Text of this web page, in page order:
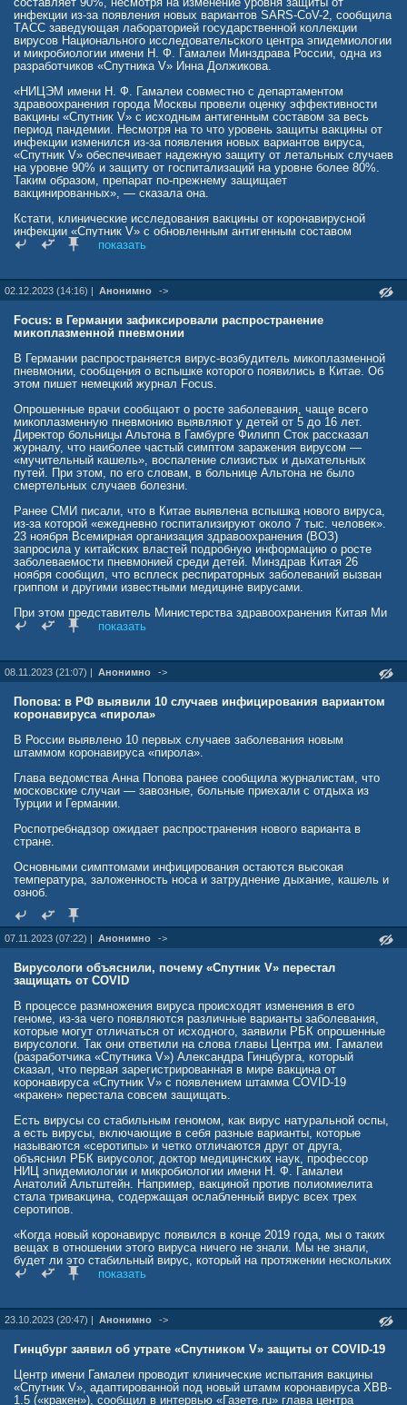
кашлем, отмечаются боли в грудной клетке, может развиться
обструкция бронхов.
Для подтверждения диагноза рекомендуется проведение ПЦР-
теста. Микоплазменная пневмония обычно имеет благоприятное
В ноябре о вспышке неизвестной пневмонии в Китае писала The
Telegraph со ссылкой на сервис ProMed (отслеживает вспышки
заболеваний людей и животных по всему миру). Так, сервис
сообщил об очагах «недиагностированной пневмонии» у детей на
севере Китая.
news.mail.ru/incident/58890778/
инфекции из-за появления новых вариантов SARS-CoV-2, сообщила
ТАСС заведующая лабораторией государственной коллекции
вирусов Национального исследовательского центра эпидемиологии
и микробиологии имени Н. Ф. Гамалеи Минздрава России, одна из
разработчиков «Спутника V» Инна Должикова.
«НИЦЭМ имени Н. Ф. Гамалеи совместно с департаментом
здравоохранения города Москвы провели оценку эффективности
вакцины «Спутник V» c исходным антигенным составом за весь
период пандемии. Несмотря на то что уровень защиты вакцины от
инфекции изменился из-за появления новых вариантов вируса,
«Спутник V» обеспечивает надежную защиту от летальных случаев
на уровне 90% и защиту от госпитализаций на уровне более 80%.
Таким образом, препарат по-прежнему защищает
вакцинированных», — сказала она.
Кстати, клинические исследования вакцины от коронавирусной
инфекции «Спутник V» с обновленным антигенным составом
завершат в начале декабря 2023 года, затем препарат будет готов
«Изменение состава вакцины, новая версия которой уже проходит
клинические исследования, позволит дополнительно повысить ее
инфицирования. Ожидается, что исследования будут завершены в
начале декабря 2023 года, после чего обновленная вакцины будет
Должикова.
«Спутник V» был зарегистрирован в России 11 августа 2020 года,
коронавируса. С августа по сентябрь 2023 года Министерство
здравоохранения РФ выдало разрешения на проведение
клинических исследований трех вакцин «Спутник V», «Спутник М»
и «Спутник Лайт» с обновленным антигенным профилем.
Источник: ТАСС.
объясняем.рф/articles/news/effektivnost-vaktsiny-sputnik-v-pri-
показать
02.12.2023 (14:16) | Анонимно ->
Focus: в Германии зафиксировали распространение
микоплазменной пневмонии
В Германии распространяется вирус-возбудитель микоплазменной
пневмонии, сообщения о вспышке которого появились в Китае. Об
этом пишет немецкий журнал Focus.
Опрошенные врачи сообщают о росте заболевания, чаще всего
микоплазменную пневмонию выявляют у детей от 5 до 16 лет.
Директор больницы Альтона в Гамбурге Филипп Сток рассказал
журналу, что наиболее частый симптом заражения вирусом —
«мучительный кашель», воспаление слизистых и дыхательных
путей. При этом, по его словам, в больнице Альтона не было
смертельных случаев болезни.
Ранее СМИ писали, что в Китае выявлена вспышка нового вируса,
из-за которой «ежедневно госпитализируют около 7 тыс. человек».
23 ноября Всемирная организация здравоохранения (ВОЗ)
запросила у китайских властей подробную информацию о росте
заболеваемости пневмонией среди детей. Минздрав Китая 26
ноября сообщил, что всплеск респираторных заболеваний вызван
гриппом и другими известными медицине вирусами.
При этом представитель Министерства здравоохранения Китая Ми
Фэн рассказал об увеличении мест в больницах страны из-за роста
заболеваний вызван сниженным иммунитетом у граждан —
нынешняя зима для Китая стала первой после отмены ограничений,
Петр Бузлаев
показать
08.11.2023 (21:07) | Анонимно ->
Попова: в РФ выявили 10 случаев инфицирования вариантом
коронавируса «пирола»
В России выявлено 10 первых случаев заболевания новым
штаммом коронавируса «пирола».
Глава ведомства Анна Попова ранее сообщила журналистам, что
московские случаи — завозные, больные приехали с отдыха из
Турции и Германии.
Роспотребнадзор ожидает распространения нового варианта в
стране.
Основными симптомами инфицирования остаются высокая
температура, заложенность носа и затруднение дыхание, кашель и
озноб.
07.11.2023 (07:22) | Анонимно ->
Вирусологи объяснили, почему «Спутник V» перестал
защищать от COVID
В процессе размножения вируса происходят изменения в его
геноме, из-за чего появляются различные варианты заболевания,
которые могут отличаться от исходного, заявили РБК опрошенные
вирусологи. Так они ответили на слова главы Центра им. Гамалеи
(разработчика «Спутника V») Александра Гинцбурга, который
сказал, что первая зарегистрированная в мире вакцина от
коронавируса «Спутник V» с появлением штамма COVID-19
«кракен» перестала совсем защищать.
Есть вирусы со стабильным геномом, как вирус натуральной оспы,
а есть вирусы, включающие в себя разные варианты, которые
называются «серотипы» и четко отличаются друг от друга,
объяснил РБК вирусолог, доктор медицинских наук, профессор
НИЦ эпидемиологии и микробиологии имени Н. Ф. Гамалеи
Анатолий Альтштейн. Например, вакциной против полиомиелита
стала тривакцина, содержащая ослабленный вирус всех трех
серотипов.
«Когда новый коронавирус появился в конце 2019 года, мы о таких
вещах в отношении этого вируса ничего не знали. Мы не знали,
будет ли это стабильный вирус, который на протяжении нескольких
лет сохранит свои свойства, или он начнет давать варианты, и что
Вирусолог, профессор МГУ, доктор биологических наук Алексей
Аграновский в разговоре с РБК подтвердил, что все вакцины
вакцины, которые создаются “раз и навсегда”, по крайней мере, они
вирусного белка-мишени. Таковы вакцины против оспы, кори,
полиомиелита и ряд других. С коронавирусом это не так. S-белок
является хорошей мишенью для вакцинных антител, но он
показать
23.10.2023 (20:47) | Анонимно ->
Гинцбург заявил об утрате «Спутником V» защиты от COVID-19
Центр имени Гамалеи проводит клинические испытания вакцины
«Спутник V», адаптированной под новый штамм коронавируса XBB-
1.5 («кракен»), сообщил в интервью «Газете.ru» глава центра